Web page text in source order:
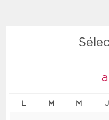
L M M J